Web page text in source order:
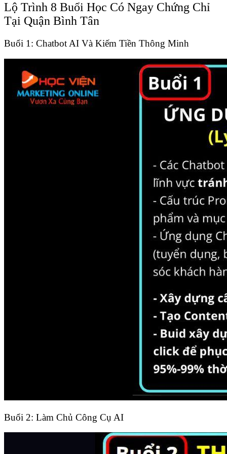
Lộ Trình 8 Buổi Học Có Ngay Chứng Chỉ
Tại Quận Bình Tân
Buổi 1: Chatbot AI Và Kiếm Tiền Thông Minh
Buổi 2: Làm Chủ Công Cụ AI